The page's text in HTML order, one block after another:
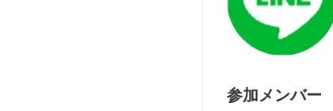
参加メンバー